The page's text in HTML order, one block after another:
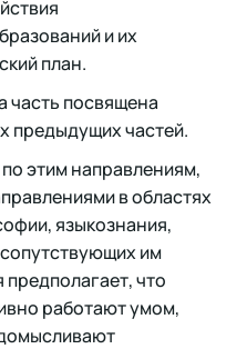
и их
план.
часть посвящена
предыдущих частей.
этим направлениям,
в областях
языкознания,
им
что
работают умом,